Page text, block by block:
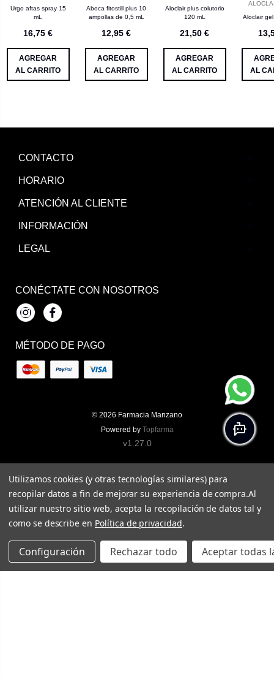
Urgo aftas spray 15
mL
16,75 €
AGREGAR
AL CARRITO
Aboca fitostill plus 10
ampollas de 0,5 mL
12,95 €
AGREGAR
AL CARRITO
Aloclair plus colutorio
120 mL
21,50 €
AGREGAR
AL CARRITO
Aloclair
AL
CONTACTO
HORARIO
ATENCIÓN AL CLIENTE
INFORMACIÓN
LEGAL
CONÉCTATE CON NOSOTROS
InstagramFacebook
MÉTODO DE PAGO
© 2026 Farmacia Manzano
Powered by Topfarma
v1.27.0
Utilizamos cookies (y otras tecnologías similares) para
recopilar datos a fin de mejorar su experiencia de compra.Al
utilizar nuestro sitio web, acepta la recopilación de datos tal y
como se describe en Política de privacidad.
Configuración Rechazar todo Aceptar todas